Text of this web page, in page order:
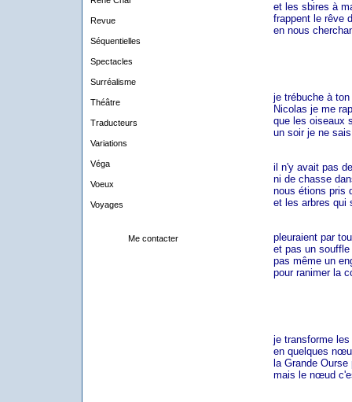
Revue
Séquentielles
Spectacles
Surréalisme
Théâtre
Traducteurs
Variations
Véga
Voeux
Voyages
Me contacter
et les sbires à
frappent le rêve
en nous cherchant
je trébuche à ton
Nicolas je me
que les oiseaux
un soir je ne sais
il n'y avait pas de
ni de chasse dans
nous étions pris
et les arbres qui se
pleuraient par
et pas un souffle
pas même un
pour ranimer la
je transforme les
en quelques
la Grande Ourse
mais le nœud c'est